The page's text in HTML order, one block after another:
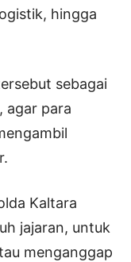
hingga
sebagai
agar para
Kaltara
jajaran, untuk
menganggap